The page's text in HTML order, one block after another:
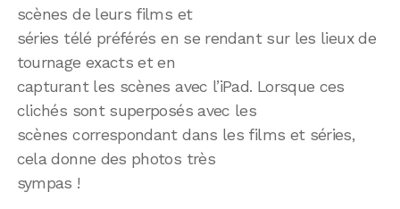
scènes de leurs films et
séries télé préférés en se rendant sur les lieux de
tournage exacts et en
capturant les scènes avec l’iPad. Lorsque ces
clichés sont superposés avec les
scènes correspondant dans les films et séries,
cela donne des photos très
sympas !